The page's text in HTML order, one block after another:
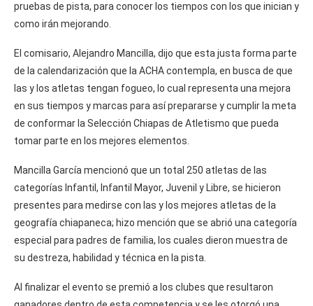
pruebas de pista, para conocer los tiempos con los que inician y
como irán mejorando.
El comisario, Alejandro Mancilla, dijo que esta justa forma parte
de la calendarización que la ACHA contempla, en busca de que
las y los atletas tengan fogueo, lo cual representa una mejora
en sus tiempos y marcas para así prepararse y cumplir la meta
de conformar la Selección Chiapas de Atletismo que pueda
tomar parte en los mejores elementos.
Mancilla García mencionó que un total 250 atletas de las
categorías Infantil, Infantil Mayor, Juvenil y Libre, se hicieron
presentes para medirse con las y los mejores atletas de la
geografía chiapaneca; hizo mención que se abrió una categoría
especial para padres de familia, los cuales dieron muestra de
su destreza, habilidad y técnica en la pista.
Al finalizar el evento se premió a los clubes que resultaron